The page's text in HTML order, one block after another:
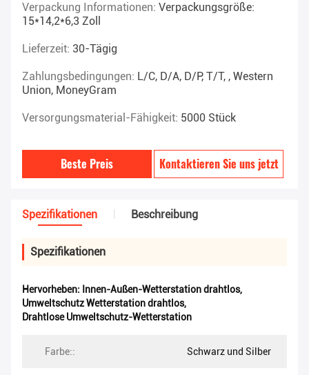
Verpackung Informationen: Verpackungsgröße:
15*14,2*6,3 Zoll
Lieferzeit: 30-Tägig
Zahlungsbedingungen: L/C, D/A, D/P, T/T, , Western
Union, MoneyGram
Versorgungsmaterial-Fähigkeit: 5000 Stück
Beste Preis Kontaktieren Sie uns jetzt
Spezifikationen Beschreibung
Spezifikationen
Hervorheben: Innen-Außen-Wetterstation drahtlos,
Umweltschutz Wetterstation drahtlos,
Drahtlose Umweltschutz-Wetterstation
Farbe:: Schwarz und Silber